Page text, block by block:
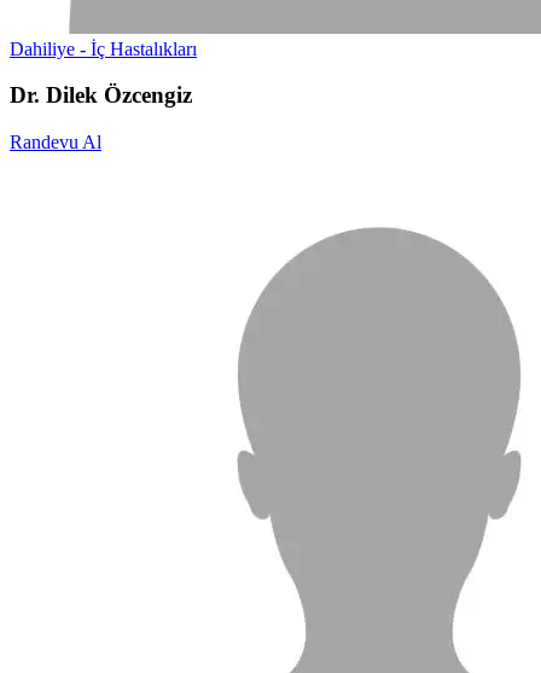
Dahiliye - İç Hastalıkları
Dr. Dilek Özcengiz
Randevu Al